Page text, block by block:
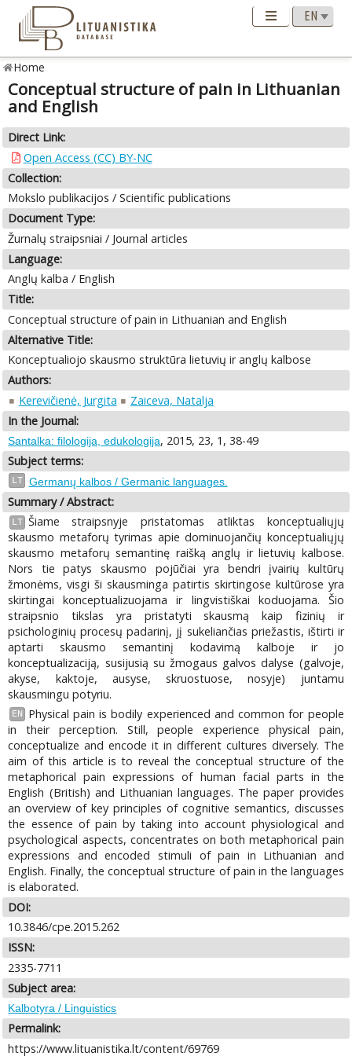
Home
Conceptual structure of pain in Lithuanian
and English
Direct Link:
Open Access (CC) BY-NC
Collection:
Mokslo publikacijos / Scientific publications
Document Type:
Žurnalų straipsniai / Journal articles
Language:
Anglų kalba / English
Title:
Conceptual structure of pain in Lithuanian and English
Alternative Title:
Konceptualiojo skausmo struktūra lietuvių ir anglų kalbose
Authors:
Kerevičienė, Jurgita
Zaiceva, Natalja
In the Journal:
Santalka: filologija, edukologija, 2015, 23, 1, 38-49
Subject terms:
LT Germanų kalbos / Germanic languages.
Summary / Abstract:
LT Šiame straipsnyje pristatomas atliktas konceptualiųjų
skausmo metaforų tyrimas apie dominuojančių konceptualiųjų
skausmo metaforų semantinę raišką anglų ir lietuvių kalbose.
Nors tie patys skausmo pojūčiai yra bendri įvairių kultūrų
žmonėms, visgi ši skausminga patirtis skirtingose kultūrose yra
skirtingai konceptualizuojama ir lingvistiškai koduojama. Šio
straipsnio tikslas yra pristatyti skausmą kaip fizinių ir
psichologinių procesų padarinį, jį sukeliančias priežastis, ištirti ir
aptarti skausmo semantinį kodavimą kalboje ir jo
konceptualizaciją, susijusią su žmogaus galvos dalyse (galvoje,
akyse, kaktoje, ausyse, skruostuose, nosyje) juntamu
skausmingu potyriu.
EN
Physical pain is bodily experienced and common for people
in their perception. Still, people experience physical pain,
conceptualize and encode it in different cultures diversely. The
aim of this article is to reveal the conceptual structure of the
metaphorical pain expressions of human facial parts in the
English (British) and Lithuanian languages. The paper provides
an overview of key principles of cognitive semantics, discusses
the essence of pain by taking into account physiological and
psychological aspects, concentrates on both metaphorical pain
expressions and encoded stimuli of pain in Lithuanian and
English. Finally, the conceptual structure of pain in the languages
is elaborated.
DOI:
10.3846/cpe.2015.262
ISSN:
2335-7711
Subject area:
Kalbotyra / Linguistics
Permalink:
https://www.lituanistika.lt/content/69769